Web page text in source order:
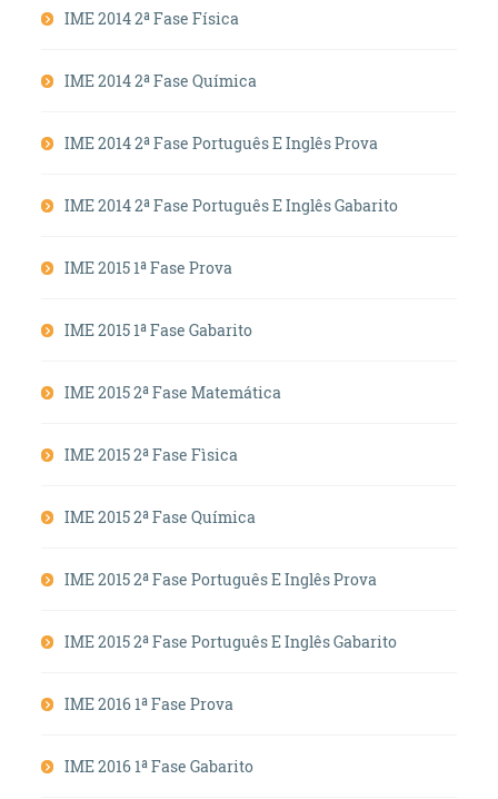
IME 2014 2ª Fase Física
IME 2014 2ª Fase Química
IME 2014 2ª Fase Português E Inglês Prova
IME 2014 2ª Fase Português E Inglês Gabarito
IME 2015 1ª Fase Prova
IME 2015 1ª Fase Gabarito
IME 2015 2ª Fase Matemática
IME 2015 2ª Fase Fìsica
IME 2015 2ª Fase Química
IME 2015 2ª Fase Português E Inglês Prova
IME 2015 2ª Fase Português E Inglês Gabarito
IME 2016 1ª Fase Prova
IME 2016 1ª Fase Gabarito